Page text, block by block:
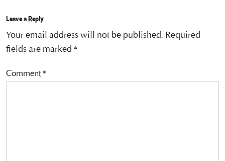
Leave a Reply
Your email address will not be published. Required
fields are marked *
Comment*